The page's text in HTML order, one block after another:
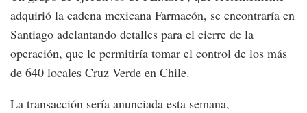
adquirió la cadena mexicana Farmacón, se encontraría en
Santiago adelantando detalles para el cierre de la
operación, que le permitiría tomar el control de los más
de 640 locales Cruz Verde en Chile.
La transacción sería anunciada esta semana,